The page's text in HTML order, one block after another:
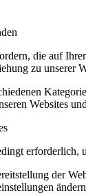
die auf
zu unserer
Websites
erforderlich,
der